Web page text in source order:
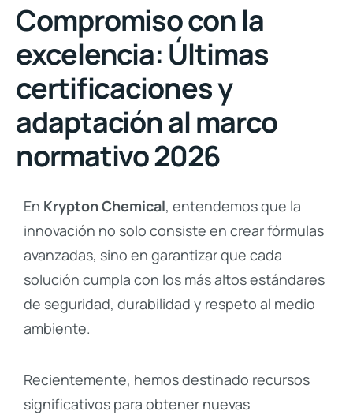
Compromiso con la
excelencia: Últimas
certificaciones y
adaptación al marco
normativo 2026
En Krypton Chemical, entendemos que la
innovación no solo consiste en crear fórmulas
avanzadas, sino en garantizar que cada
solución cumpla con los más altos estándares
de seguridad, durabilidad y respeto al medio
ambiente.
Recientemente, hemos destinado recursos
significativos para obtener nuevas